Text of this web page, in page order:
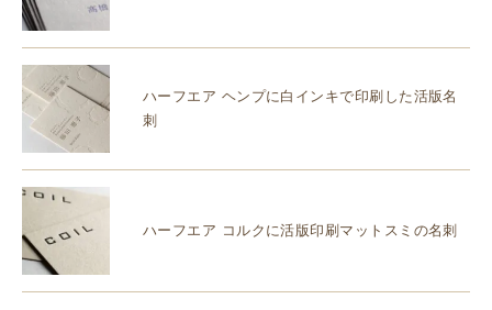
ハーフエア ヘンプに白インキで印刷した活版名
刺
ハーフエア コルクに活版印刷マットスミの名刺